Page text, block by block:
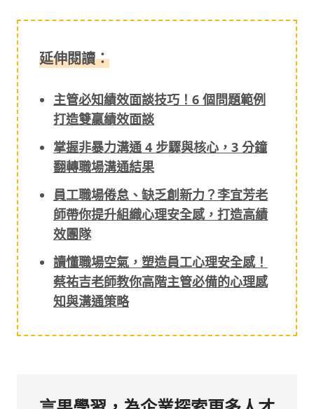
延伸閱讀：
主管必知績效面談技巧！6 個問題範例
打造雙贏績效面談
掌握非暴力溝通 4 步驟與核心，3 分鐘
翻轉職場溝通結果
員工職場倦怠、缺乏創新力？李宜芳老
師帶你提升組織心理安全感，打造高績
效團隊
讀懂職場空氣，塑造員工心理安全感！
蔡祐吉老師教你高階主管必備的心理感
知與溝通策略